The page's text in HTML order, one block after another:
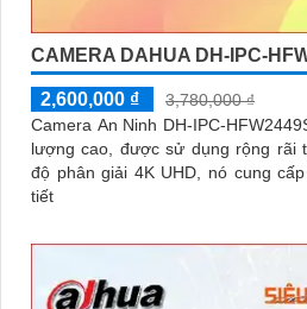
CAMERA DAHUA DH-IPC-
2,600,000 ₫
3,780,000 ₫
Camera An Ninh DH-IPC-
lượng cao, được sử dụng rộng rãi
độ phân giải 4K UHD, nó cung
tiết